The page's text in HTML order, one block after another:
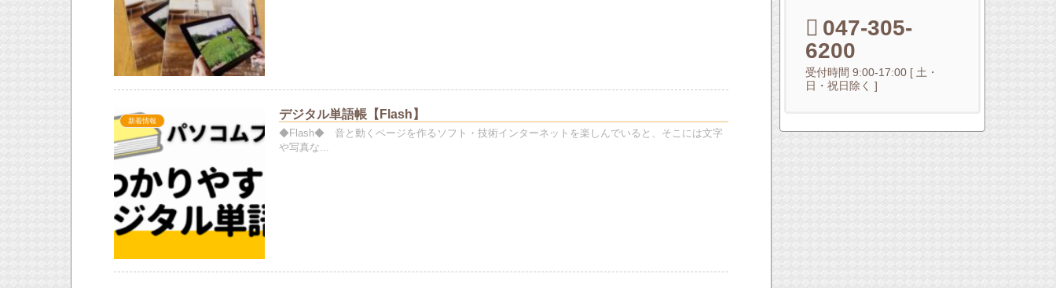
新着情報 デジタル単語帳【Flash】
◆Flash◆ 音と動くページを作るソフト・技術インターネットを楽しんでいると、そこには文字
や写真な...
047-305-
6200
受付時間 9:00-17:00 [ 土・
日・祝日除く ]